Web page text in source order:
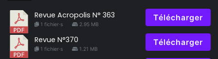
Revue Acropolis N° 363
1 fichier·s 2.95 MB
Télécharger
Revue N°370
1 fichier·s 1.21 MB
Télécharger